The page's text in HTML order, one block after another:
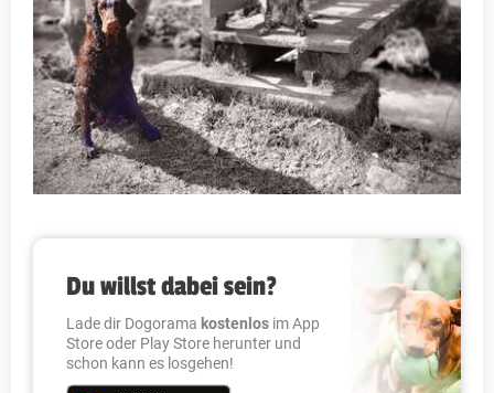
Du willst dabei sein?
Lade dir Dogorama kostenlos im App
Store oder Play Store herunter und
schon kann es losgehen!